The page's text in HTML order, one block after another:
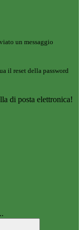
un messaggio
il reset della password
di posta elettronica!